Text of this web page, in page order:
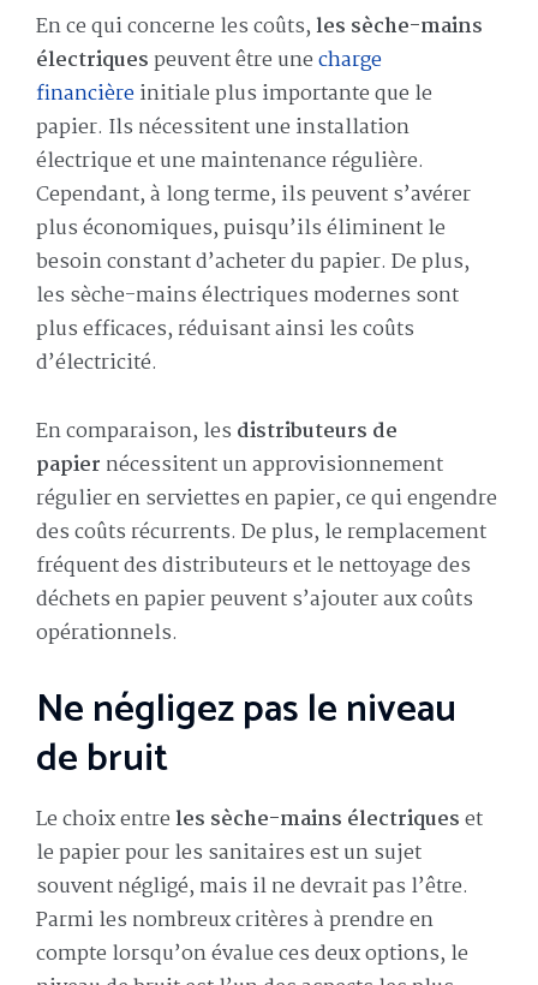
En ce qui concerne les coûts,les sèche-mains
électriquespeuvent être unecharge
financièreinitiale plus importante que le
papier. Ils nécessitent une installation
électrique et une maintenance régulière.
Cependant, à long terme, ils peuvent s’avérer
plus économiques, puisqu’ils éliminent le
besoin constant d’acheter du papier. De plus,
les sèche-mains électriques modernes sont
plus efficaces, réduisant ainsi les coûts
d’électricité.
En comparaison, les distributeurs de
papier nécessitent un approvisionnement
régulier en serviettes en papier, ce qui engendre
des coûts récurrents. De plus, le remplacement
fréquent des distributeurs et le nettoyage des
déchets en papier peuvent s’ajouter aux coûts
opérationnels.
Ne négligez pas le niveau
de bruit
Le choix entreles sèche-mains électriqueset
le papier pour les sanitaires est un sujet
souvent négligé, mais il ne devrait pas l’être.
Parmi les nombreux critères à prendre en
compte lorsqu’on évalue ces deux options, le